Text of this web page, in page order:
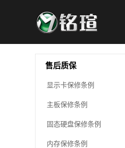
售后质保
显示卡保修条例
主板保修条例
固态硬盘保修条例
内存保修条例